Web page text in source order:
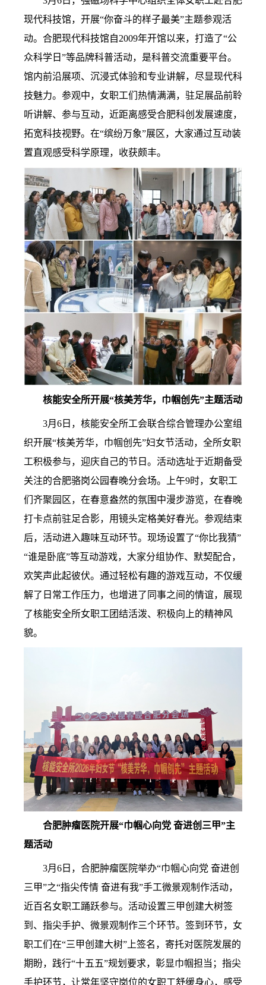
现代科技馆，开展“你奋斗的样子最美”主题参观活
动。 合肥现代科技馆自2009年开馆以来，打造了“公
众科学日”等品牌科普活动，是科普交流重要平台。
馆内前沿展项、沉浸式体验和专业讲解，尽显现代科
技魅力。参观中，女职工们热情满满，驻足展品前聆
听讲解、参与互动，近距离感受合肥科创发展速度，
拓宽科技视野。在“缤纷万象”展区，大家通过互动装
置直观感受科学原理，收获颇丰。
核能安全所开展“核美芳华，巾帼创先”主题活动
3月 6 日，核能安全所工会联合综合管理办公室组
织开展“核美芳华，巾帼创先”妇女节活动，全所女职
工积极参与，迎庆自己的节日 。 活动选址于近期备受
关注的合肥骆岗公园春晚分会场。上午9时，女职工
们齐聚园区，在春意盎然的氛围中漫步游览，在春晚
打卡点前驻足合影，用镜头定格美好春光。 参观结束
后，活动进入趣味互动环节。现场设置了“你比我猜”
“谁是卧底”等互动游戏，大家分组协作、默契配合，
欢笑声此起彼伏。通过轻松有趣的游戏互动，不仅缓
解了日常工作压力，也增进了同事之间的情谊，展现
了核能安全所女职工团结活泼、积极向上的精神风
貌。
合肥肿瘤医院开展“巾帼心向党 奋进创三甲”主
题活动
3月6日，合肥肿瘤医院举办“巾帼心向党 奋进创
三甲”之“指尖传情 奋进有我”手工微景观制作活动，
近百名女职工踊跃参与。 活动设置三甲创建大树签
到、指尖手护、微景观制作三个环节。签到环节，女
职工们在“三甲创建大树”上签名，寄托对医院发展的
期盼，践行“十五五”规划要求，彰显巾帼担当；指尖
手护环节，让常年坚守岗位的女职工舒缓身心，感受